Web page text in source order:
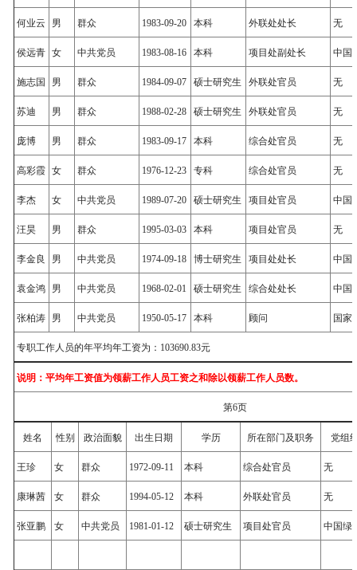
何业云 男 群众 1983-09-20 本科 外联处处长 无
侯远青 女 中共党员 1983-08-16 本科 项目处副处长 中国
施志国 男 群众 1984-09-07 硕士研究生 外联处官员 无
苏迪 男 群众 1988-02-28 硕士研究生 外联处官员 无
庞博 男 群众 1983-09-17 本科 综合处官员 无
高彩霞 女 群众 1976-12-23 专科 综合处官员 无
李杰 女 中共党员 1989-07-20 硕士研究生 项目处官员 中国
汪昊 男 群众 1995-03-03 本科 项目处官员 无
李金良 男 中共党员 1974-09-18 博士研究生 项目处处长 中国
袁金鸿 男 中共党员 1968-02-01 硕士研究生 综合处处长 中国
张柏涛 男 中共党员 1950-05-17 本科 顾问 国家
专职工作人员的年平均年工资为：103690.83元
说明：平均年工资值为领薪工作人员工资之和除以领薪工作人员数。
第6页
姓名 性别 政治面貌 出生日期 学历 所在部门及职务 党组
王珍 女 群众 1972-09-11 本科 综合处官员 无
康琳茜 女 群众 1994-05-12 本科 外联处官员 无
张亚鹏 女 中共党员 1981-01-12 硕士研究生 项目处官员 中国绿